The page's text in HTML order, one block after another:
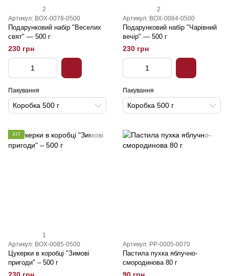
2
Артикул: BOX-0078-0500
Подарунковий набір "Веселих
свят" — 500 г
230 грн
Пакування
Коробка 500 г
2
Артикул: BOX-0084-0500
Подарунковий набір "Чарівний
вечір" — 500 г
230 грн
Пакування
Коробка 500 г
ХІТ
1
Артикул: BOX-0085-0500
Цукерки в коробці "Зимові
пригоди" – 500 г
Артикул: PP-0005-0070
Пастила пухка яблучно-
смородинова 80 г